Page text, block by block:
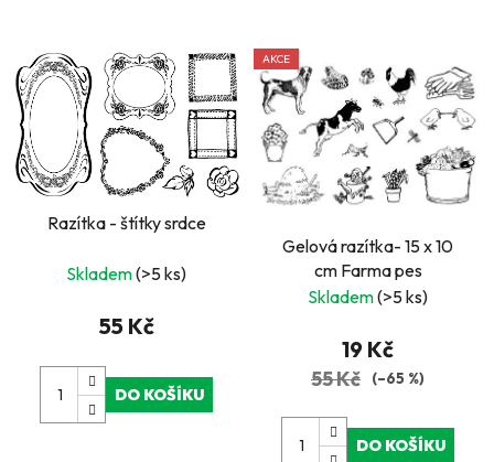
Razítka - štítky srdce
Skladem(>5 ks)
55 Kč
DO KOŠÍKU
AKCE
Gelová razítka- 15 x 10
cm Farma pes
Skladem(>5 ks)
19 Kč
55 Kč (–65 %)
DO KOŠÍKU